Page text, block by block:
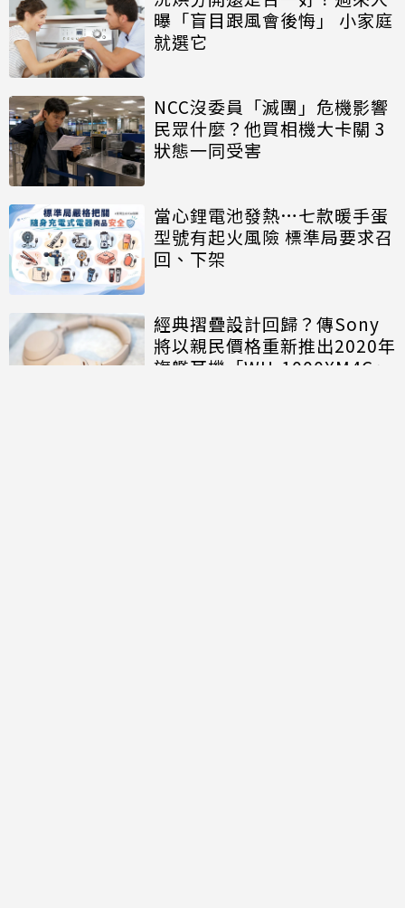
曝「盲目跟風會後悔」 小家庭
就選它
NCC沒委員「滅團」危機影響
民眾什麼？他買相機大卡關 3
狀態一同受害
當心鋰電池發熱…七款暖手蛋
型號有起火風險 標準局要求召
回、下架
經典摺疊設計回歸？傳Sony
將以親民價格重新推出2020年
旗艦耳機「WH-1000XM4C」